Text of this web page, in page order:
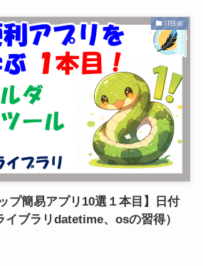
IT技術
プ簡易アプリ10選１本目】日付
ブラリdatetime、osの習得）